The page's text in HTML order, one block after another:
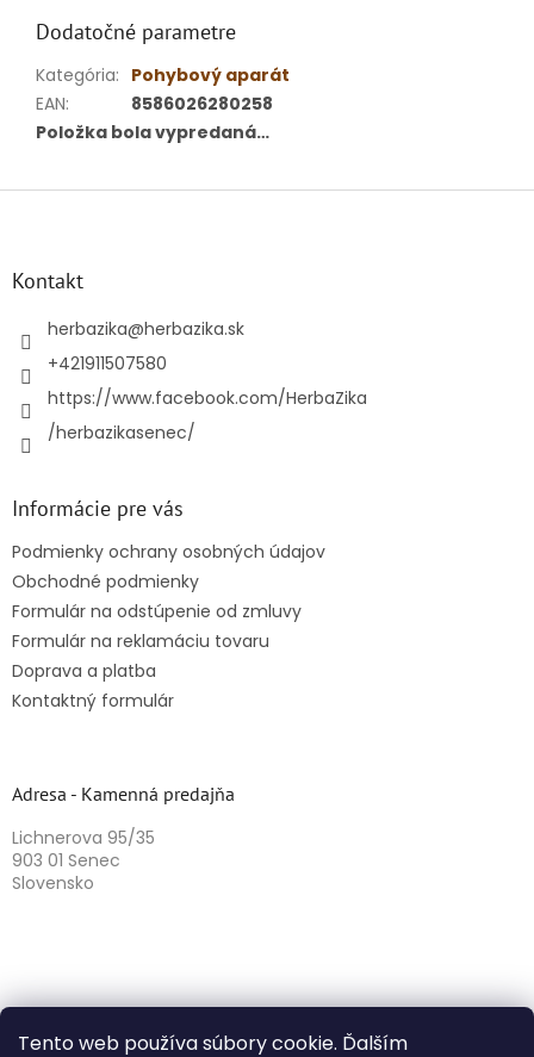
Tento web používa súbory cookie. Ďalším
Dodatočné parametre
Kategória: Pohybový aparát
EAN:
8586026280258
Položka bola vypredaná…
Kontakt
herbazika@herbazika.sk
+421911507580
https://www.facebook.com/HerbaZika
/herbazikasenec/
Informácie pre vás
Podmienky ochrany osobných údajov
Obchodné podmienky
Formulár na odstúpenie od zmluvy
Formulár na reklamáciu tovaru
Doprava a platba
Kontaktný formulár
Adresa - Kamenná predajňa
Lichnerova 95/35
903 01 Senec
Slovensko